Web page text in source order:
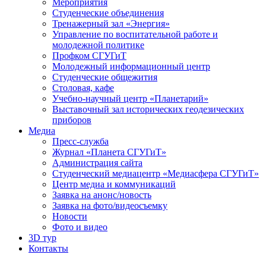
Мероприятия
Студенческие объединения
Тренажерный зал «Энергия»
Управление по воспитательной работе и
молодежной политике
Профком СГУГиТ
Молодежный информационный центр
Студенческие общежития
Столовая, кафе
Учебно-научный центр «Планетарий»
Выставочный зал исторических геодезических
приборов
Медиа
Пресс-служба
Журнал «Планета СГУГиТ»
Администрация сайта
Студенческий медиацентр «Медиасфера СГУГиТ»
Центр медиа и коммуникаций
Заявка на анонс/новость
Заявка на фото/видеосъемку
Новости
Фото и видео
3D тур
Контакты